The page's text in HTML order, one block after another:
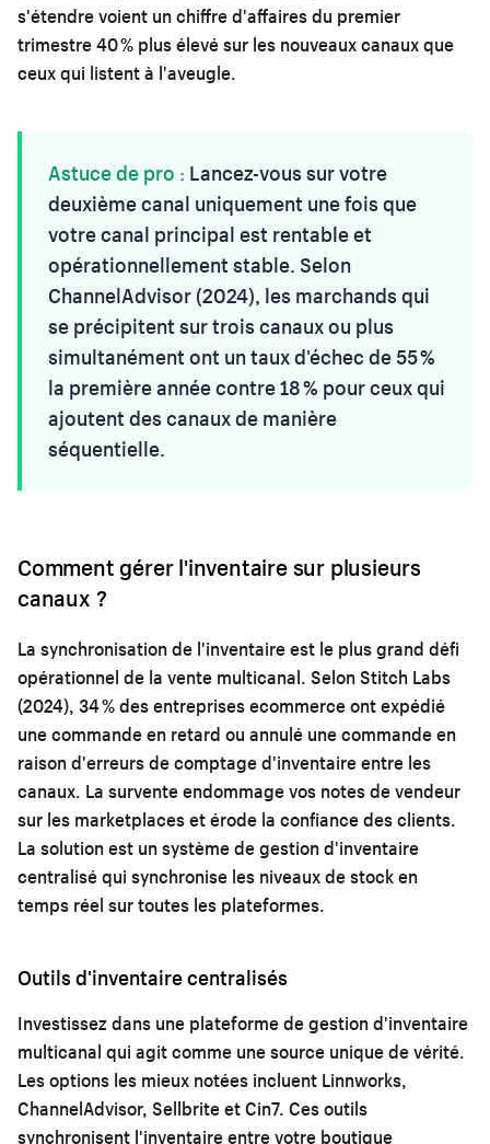
s'étendre voient un chiffre d'affaires du premier
trimestre 40 % plus élevé sur les nouveaux canaux que
ceux qui listent à l'aveugle.
Astuce de pro : Lancez-vous sur votre
deuxième canal uniquement une fois que
votre canal principal est rentable et
opérationnellement stable. Selon
ChannelAdvisor (2024), les marchands qui
se précipitent sur trois canaux ou plus
simultanément ont un taux d'échec de 55 %
la première année contre 18 % pour ceux qui
ajoutent des canaux de manière
séquentielle.
Comment gérer l'inventaire sur plusieurs
canaux ?
La synchronisation de l'inventaire est le plus grand défi
opérationnel de la vente multicanal. Selon Stitch Labs
(2024), 34 % des entreprises ecommerce ont expédié
une commande en retard ou annulé une commande en
raison d'erreurs de comptage d'inventaire entre les
canaux. La survente endommage vos notes de vendeur
sur les marketplaces et érode la confiance des clients.
La solution est un système de gestion d'inventaire
centralisé qui synchronise les niveaux de stock en
temps réel sur toutes les plateformes.
Outils d'inventaire centralisés
Investissez dans une plateforme de gestion d'inventaire
multicanal qui agit comme une source unique de vérité.
Les options les mieux notées incluent Linnworks,
ChannelAdvisor, Sellbrite et Cin7. Ces outils
synchronisent l'inventaire entre votre boutique